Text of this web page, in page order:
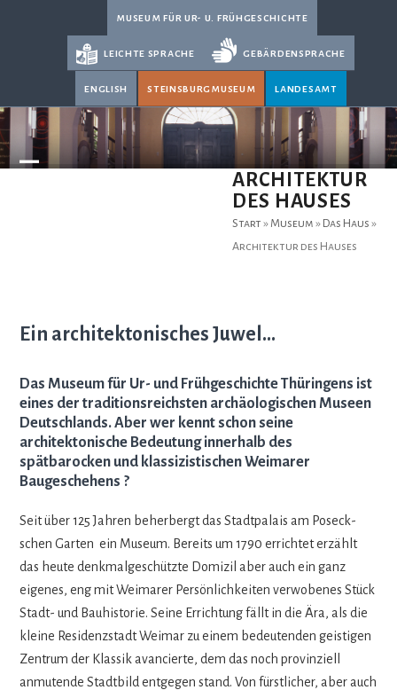
museum für ur- u. frühgeschichte
leichte sprache gebärdensprache
english steinsburgmuseum landesamt
ARCHITEKTUR
DES HAUSES
Start » Museum » Das Haus »
Architektur des Hauses
Ein architektonisches Juwel…
Das Museum für Ur- und Frühgeschichte Thüringens ist
eines der traditionsreichsten archäologischen Museen
Deutschlands. Aber wer kennt schon seine
architektonische Bedeutung innerhalb des
spätbarocken und klassizistischen Weimarer
Baugeschehens ?
Seit über 125 Jah­ren beher­bergt das Stadt­pa­lais am Pos­eck­
schen Gar­ten ein Museum. Bereits um 1790 errich­tet erzählt
das heute denk­mal­ge­schützte Domi­zil aber auch ein ganz
eige­nes, eng mit Wei­ma­rer Per­sön­lich­kei­ten ver­wo­be­nes Stück
Stadt- und Bau­his­to­rie. Seine Errich­tung fällt in die Ära, als die
kleine Resi­denz­stadt Wei­mar zu einem bedeu­ten­den geis­ti­gen
Zen­trum der Klas­sik avan­cierte, dem das noch pro­vin­zi­ell
anmu­tende Stadt­bild ent­ge­gen stand. Von fürst­li­cher, aber auch